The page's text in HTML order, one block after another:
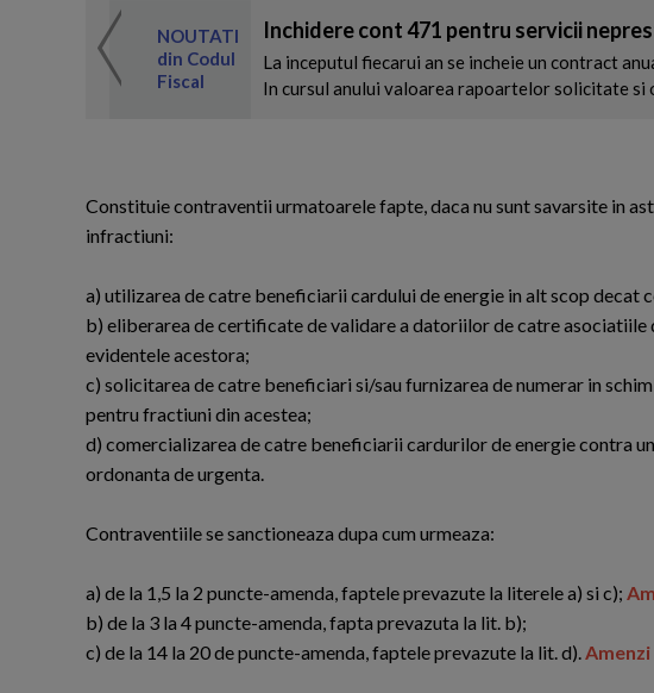
NOUTATI
din Codul
Fiscal
Inchidere cont 471 pentru servicii
La inceputul fiecarui an se incheie un contract
In cursul anului valoarea rapoartelor solicitate si
Constituie contraventii urmatoarele fapte, daca nu sunt savarsite in
infractiuni:
a) utilizarea de catre beneficiarii cardului de energie in alt scop decat
b) eliberarea de certificate de validare a datoriilor de catre
evidentele acestora;
c) solicitarea de catre beneficiari si/sau furnizarea de numerar in
pentru fractiuni din acestea;
d) comercializarea de catre beneficiarii cardurilor de energie contra
ordonanta de urgenta.
Contraventiile se sanctioneaza dupa cum urmeaza:
a) de la 1,5 la 2 puncte-amenda, faptele prevazute la literele a) si c);
b) de la 3 la 4 puncte-amenda, fapta prevazuta la lit. b);
c) de la 14 la 20 de puncte-amenda, faptele prevazute la lit. d). Amenzi